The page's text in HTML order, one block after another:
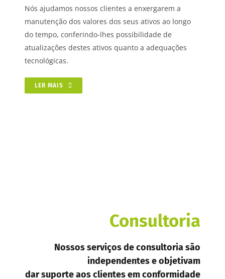
Nós ajudamos nossos clientes a enxergarem a
manutenção dos valores dos seus ativos ao longo
do tempo, conferindo-lhes possibilidade de
atualizações destes ativos quanto a adequações
tecnológicas.
LER MAIS
Consultoria
Nossos serviços de consultoria são
independentes e objetivam
dar suporte aos clientes em conformidade